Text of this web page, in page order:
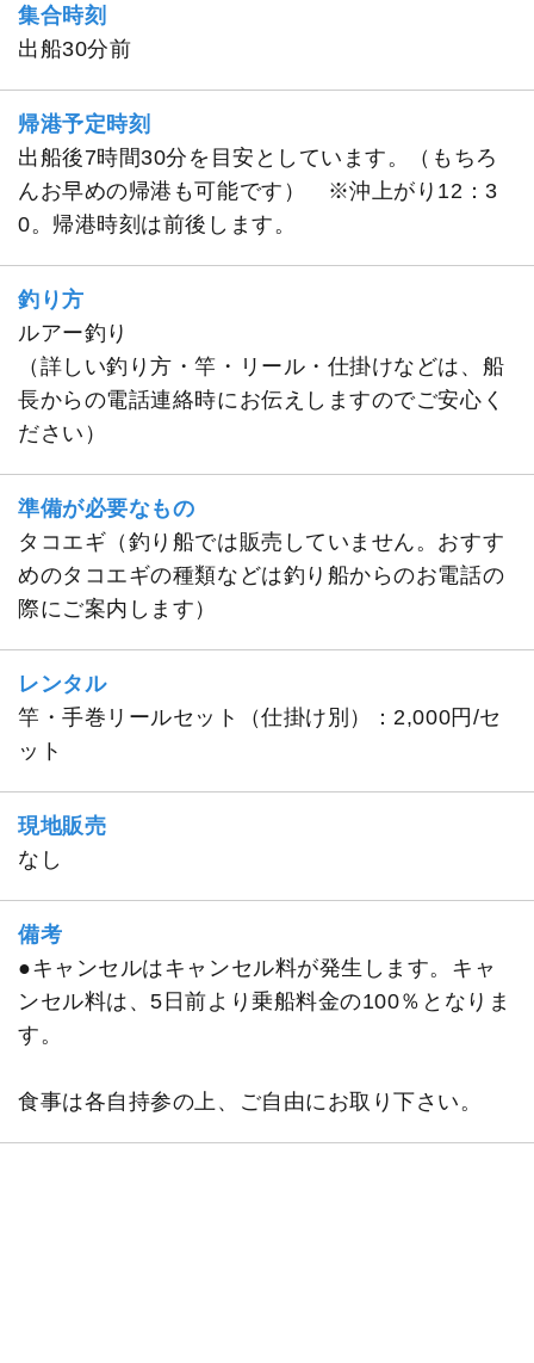
集合時刻
出船30分前
帰港予定時刻
出船後7時間30分を目安としています。（もちろ
んお早めの帰港も可能です） ※沖上がり12：3
0。帰港時刻は前後します。
釣り方
ルアー釣り
（詳しい釣り方・竿・リール・仕掛けなどは、船
長からの電話連絡時にお伝えしますのでご安心く
ださい）
準備が必要なもの
タコエギ（釣り船では販売していません。おすす
めのタコエギの種類などは釣り船からのお電話の
際にご案内します）
レンタル
竿・手巻リールセット（仕掛け別）：2,000円/セ
ット
現地販売
なし
備考
●キャンセルはキャンセル料が発生します。キャ
ンセル料は、5日前より乗船料金の100％となりま
す。
食事は各自持参の上、ご自由にお取り下さい。